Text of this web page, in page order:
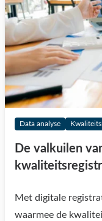
Data analyse
De valkuilen
Met digitale
waarmee de